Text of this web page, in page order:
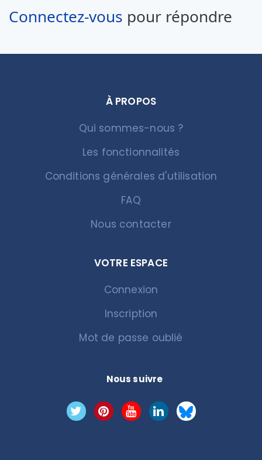
Connectez-vous pour répondre
À PROPOS
Qui sommes-nous ?
Les fonctionnalités
Conditions générales d'utilisation
FAQ
Nous contacter
VOTRE ESPACE
Connexion
Inscription
Mot de passe oublié
Nous suivre